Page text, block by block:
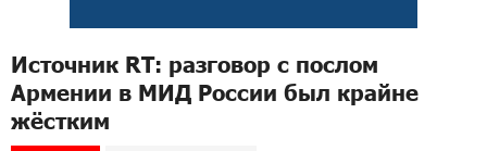
Источник RT: разговор с послом
Армении в МИД России был крайне
жёстким